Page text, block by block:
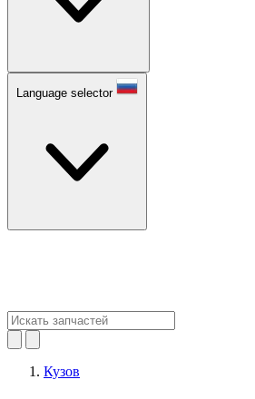
Language selector
Кузов